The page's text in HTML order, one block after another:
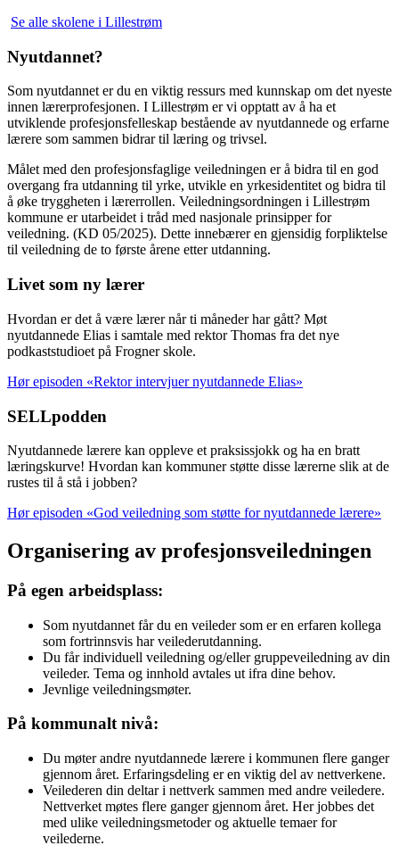
Se alle skolene i Lillestrøm
Nyutdannet?
Som nyutdannet er du en viktig ressurs med kunnskap om det nyeste
innen lærerprofesjonen. I Lillestrøm er vi opptatt av å ha et
utviklende profesjonsfelleskap bestående av nyutdannede og erfarne
lærere som sammen bidrar til læring og trivsel.
Målet med den profesjonsfaglige veiledningen er å bidra til en god
overgang fra utdanning til yrke, utvikle en yrkesidentitet og bidra til
å øke tryggheten i lærerrollen. Veiledningsordningen i Lillestrøm
kommune er utarbeidet i tråd med nasjonale prinsipper for
veiledning. (KD 05/2025). Dette innebærer en gjensidig forpliktelse
til veiledning de to første årene etter utdanning.
Livet som ny lærer
Hvordan er det å være lærer når ti måneder har gått? Møt
nyutdannede Elias i samtale med rektor Thomas fra det nye
podkaststudioet på Frogner skole.
Hør episoden «Rektor intervjuer nyutdannede Elias»
SELLpodden
Nyutdannede lærere kan oppleve et praksissjokk og ha en bratt
læringskurve! Hvordan kan kommuner støtte disse lærerne slik at de
rustes til å stå i jobben?
Hør episoden «God veiledning som støtte for nyutdannede lærere»
Organisering av profesjonsveiledningen
På egen arbeidsplass:
Som nyutdannet får du en veileder som er en erfaren kollega
som fortrinnsvis har veilederutdanning.
Du får individuell veiledning og/eller gruppeveiledning av din
veileder. Tema og innhold avtales ut ifra dine behov.
Jevnlige veiledningsmøter.
På kommunalt nivå:
Du møter andre nyutdannede lærere i kommunen flere ganger
gjennom året. Erfaringsdeling er en viktig del av nettverkene.
Veilederen din deltar i nettverk sammen med andre veiledere.
Nettverket møtes flere ganger gjennom året. Her jobbes det
med ulike veiledningsmetoder og aktuelle temaer for
veilederne.